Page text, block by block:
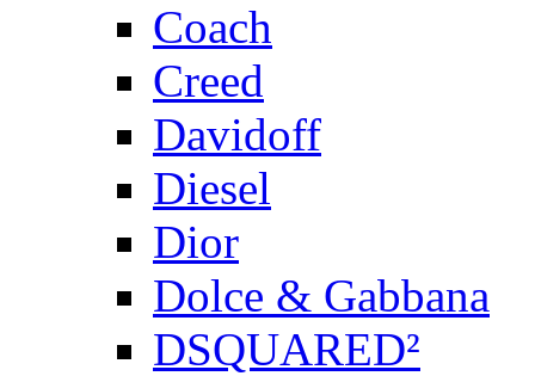
Coach
Creed
Davidoff
Diesel
Dior
Dolce & Gabbana
DSQUARED²